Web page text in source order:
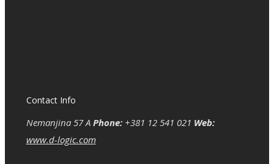
Contact Info
Nemanjina 57 A Phone:+381 12 541 021 Web:
www.d-logic.com